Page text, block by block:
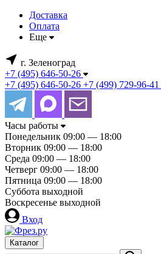
Доставка
Оплата
Еще
г. Зеленоград
+7 (495) 646-50-26
+7 (495) 646-50-26 +7 (499) 729-96-41
Часы работы
Понедельник 09:00 — 18:00
Вторник 09:00 — 18:00
Среда 09:00 — 18:00
Четверг 09:00 — 18:00
Пятница 09:00 — 18:00
Суббота выходной
Воскресенье выходной
Вход
Каталог